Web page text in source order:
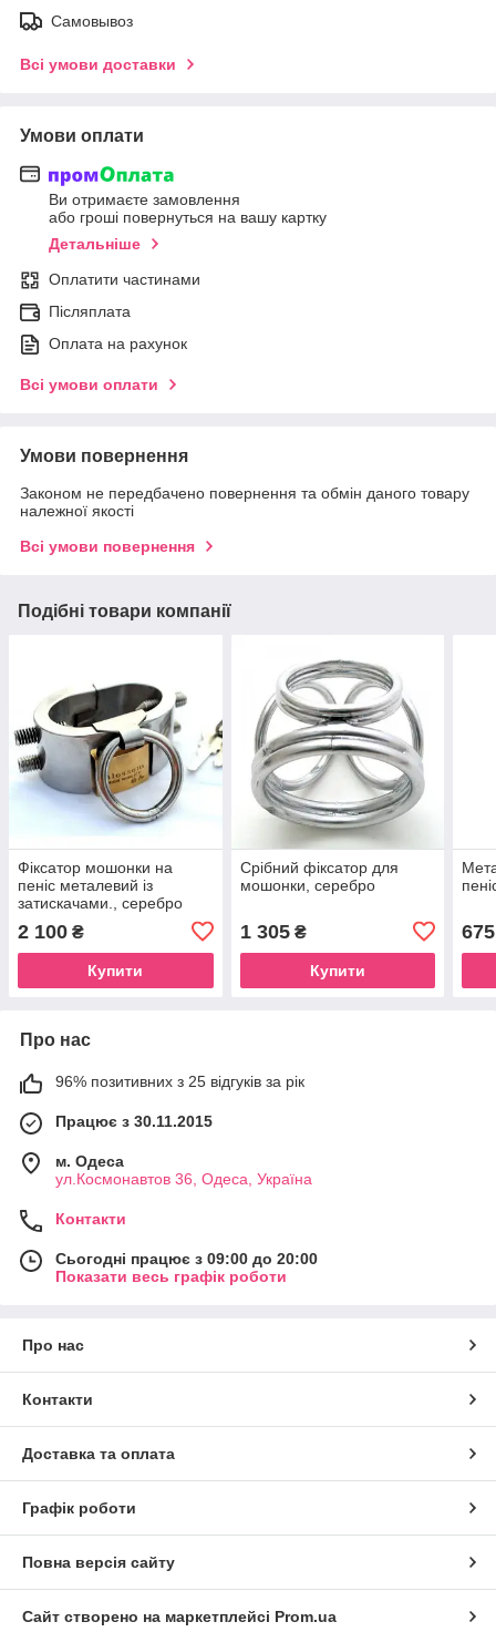
Самовывоз
Всі умови доставки
Умови оплати
Ви отримаєте замовлення
або гроші повернуться на вашу картку
Детальніше
Оплатити частинами
Післяплата
Оплата на рахунок
Всі умови оплати
Умови повернення
Законом не передбачено повернення та обмін даного товару
належної якості
Всі умови повернення
Подібні товари компанії
Фіксатор мошонки на
пеніс металевий із
затискачами., серебро
2 100 ₴
Купити
Срібний фіксатор для
мошонки, серебро
1 305₴
Купити
675
Про нас
96% позитивних з 25 відгуків за рік
Працює з 30.11.2015
м. Одеса
ул.Космонавтов 36, Одеса, Україна
Контакти
Сьогодні працює з 09:00 до 20:00
Показати весь графік роботи
Про нас
Контакти
Доставка та оплата
Графік роботи
Повна версія сайту
Сайт створено на маркетплейсі Prom.ua